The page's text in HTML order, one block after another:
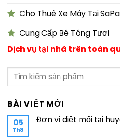
Cho Thuê Xe Máy Tại SaPa
Cung Cấp Bê Tông Tươi
Dịch vụ tại nhà trên toàn
BÀI VIẾT MỚI
05
Th8
Đơn vị diệt mối tại